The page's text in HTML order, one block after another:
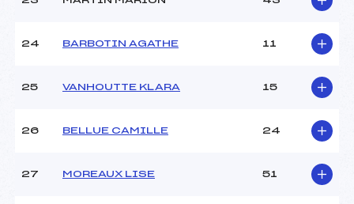
24 BARBOTIN AGATHE 11
25 VANHOUTTE KLARA 15
26 BELLUE CAMILLE 24
27 MOREAUX LISE 51